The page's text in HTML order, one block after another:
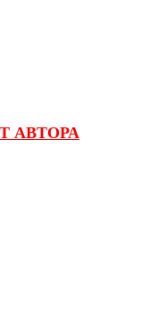
АВТОРА